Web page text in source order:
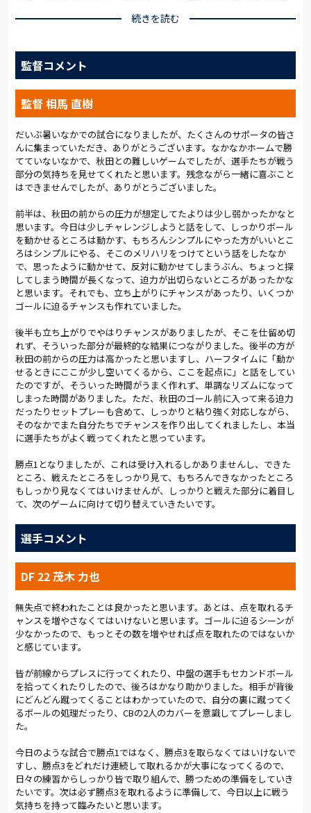
やが上にも高まった。
試合の入り方は悪くなかった。相手のボールホルダーにアプロ
ーチを仕掛け、コンパクトな守備で相手からボールを奪い取
る。最初のチャンスは3分、前線からプレッシャーをかけると、
中盤で小島が相手のパスをインターセプト。中に入った矢島
慎、武田とパスをつなぎ、最後は相手のマークをうまくはがし
た河田が前を向いてシュートを打った。惜しくもGKに防がれた
が、いい形のスタートを切った。
その後は拮抗した展開。守備ではセンターバックの西村、新里
を中心に、相手の侵入を許さない。ゴール前に相手のクロスが
入る場面もあったが、GK志村がしのいだ。中を閉めてくる秋田
15分には、左の小野がゴール前にクロス。菊地が飛び込んだが
相手GKに抑えられた。22分には、小野が左の深い位置で粘り、
菊地につなぐと、パスを受けた矢島慎が左45度の位置から強烈
なシュート。ゴールはならなかったが、CKを獲得した。
栗本の攻撃参加も効果的だった。武田との連携で秋田の守備を
何度も揺さぶった。相手のカウンターを受けても、ハードワー
する時間が長く、セカンドボールの攻防でも優位に立った。45
分には相手のミスをついてカウンターを展開。武田がボールを
持って仕掛けると、背後を回った茂木へ。クロスは相手に弾かれ
たが、セカンドボールを回収した栗本が左に展開。矢島慎のク
ロスは合わなかったが、大きなチャンスだった。
後半開始早々、ビッグチャンスが訪れる。左サイドを河田が突
破。クロスは相手DFに跳ね返されたが、ボールを回収した矢島
慎がゴール前にふわりとクロスを入れる。菊地のヘディングシ
防がれた。
最初にベンチが動いたのは秋田。58分、3人を同時に投入して圧
力をかけてくる。相馬監督が動いたのはそれから5分後。武田に
代わった泉澤が左サイドハーフに入った。球際の激しいプレー
が続く。秋田のスタミナが衰える様子はまったく見られない。
75分、富山に加えて6月5日水戸戦以来の出場となる柴山がピッ
チに入った。
82分、中盤で相手のボールを奪った柴山が前線に侵入。存在感
を発揮した。ボランチに入った菊地は中盤でうまく攻守のバラ
ンスを取った。富山は前線でターゲットになるだけでなく、左
右に流れて守備でも貢献した。刻一刻と時間が過ぎていく。89
分のCK。柴山が蹴ったインスイングのボールに富山が頭で合わ
90分+2分、小野のクロスに、ゴール前で競り合った河田がファ
ウルを誘い、PKを獲得した。キッカーは河田。しかし、ゴール
右上を狙ったシュートは惜しくもバーを逸れていった。その後
も最後まで攻め込んだが、スコアレスのまま試合終了のホイッ
スル。勝点1を分け合う結果となった。
死力を尽くした一戦だった。押し込む時間もあった。相馬監督
はフラッシュインタビューで、「後半はボールを持つ時間が少な
かった。もう少しいい形でマイボールをチャンスにつなげられ
続きを読む
監督コメント
監督 相馬 直樹
だいぶ暑いなかでの試合になりましたが、たくさんのサポータの皆さ
んに集まっていただき、ありがとうございます。なかなかホームで勝
てていないなかで、秋田との難しいゲームでしたが、選手たちが戦う
部分の気持ちを見せてくれたと思います。残念ながら一緒に喜ぶこと
はできませんでしたが、ありがとうございました。
前半は、秋田の前からの圧力が想定してたよりは少し弱かったかなと
思います。今日は少しチャレンジしようと話をして、しっかりボール
を動かせるところは動かす、もちろんシンプルにやった方がいいとこ
ろはシンプルにやる、そこのメリハリをつけてという話をしたなか
で、思ったように動かせて、反対に動かせてしまうぶん、ちょっと探
してしまう時間が長くなって、迫力が出切らないところがあったかな
と思います。それでも、立ち上がりにチャンスがあったり、いくつか
ゴールに迫るチャンスも作れていました。
後半も立ち上がりでやはりチャンスがありましたが、そこを仕留め切
れず、そういった部分が最終的な結果につながりました。後半の方が
秋田の前からの圧力は高かったと思いますし、ハーフタイムに「動か
せるときにここが少し空いてくるから、ここを起点に」と話をしてい
たのですが、そういった時間がうまく作れず、単調なリズムになって
しまった時間がありました。ただ、秋田のゴール前に入って来る迫力
だったりセットプレーも含めて、しっかりと粘り強く対応しながら、
そのなかでまた自分たちでチャンスを作り出してくれましたし、本当
に選手たちがよく戦ってくれたと思っています。
勝点1となりましたが、これは受け入れるしかありませんし、できた
ところ、戦えたところをしっかり見て、もちろんできなかったところ
もしっかり見なくてはいけませんが、しっかりと戦えた部分に着目し
て、次のゲームに向けて切り替えていきたいです。
選手コメント
DF 22 茂木 力也
無失点で終われたことは良かったと思います。あとは、点を取れるチ
ャンスを増やさなくてはいけないと思います。ゴールに迫るシーンが
少なかったので、もっとその数を増やせれば点を取れたのではないか
と感じています。
皆が前線からプレスに行ってくれたり、中盤の選手もセカンドボール
を拾ってくれたりしたので、後ろはかなり助かりました。相手が背後
にどんどん蹴ってくることはわかっていたので、自分の裏に蹴ってく
るボールの処理だったり、CBの2人のカバーを意識してプレーしまし
た。
今日のような試合で勝点1ではなく、勝点3を取らなくてはいけないで
すし、勝点3をどれだけ連続して取れるかが大事になってくるので、
日々の練習からしっかり皆で取り組んで、勝つための準備をしていき
たいです。次は必ず勝点3を取れるように準備して、今日以上に戦う
気持ちを持って臨みたいと思います。